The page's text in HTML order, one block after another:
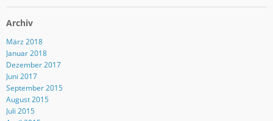
Archiv
März 2018
Januar 2018
Dezember 2017
Juni 2017
September 2015
August 2015
Juli 2015